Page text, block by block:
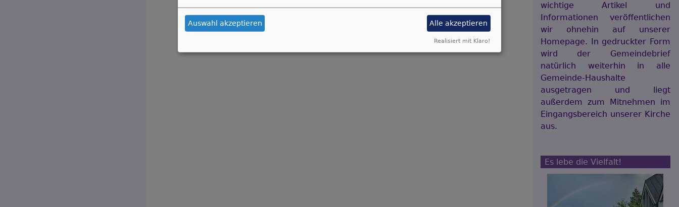
wichtige Artikel und
Informationen veröffentlichen
wir ohnehin auf unserer
Homepage. In gedruckter Form
wird der Gemeindebrief
natürlich weiterhin in alle
Gemeinde-Haushalte
ausgetragen und liegt
außerdem zum Mitnehmen im
Eingangsbereich unserer Kirche
aus.
Es lebe die Vielfalt!
Auswahl akzeptieren Alle akzeptieren
Realisiert mit Klaro!